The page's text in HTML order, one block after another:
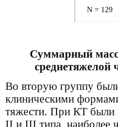
N = 129
Суммарный
среднетяжелой
Во вторую группу
клиническими
тяжести. При КТ были
II и III типа, наиболее